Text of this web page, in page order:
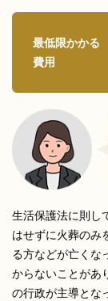
最低限かかる
費用
生活保護法に則し
はせずに火葬のみ
る方などが亡くな
からないことがあ
の行政が主導とな